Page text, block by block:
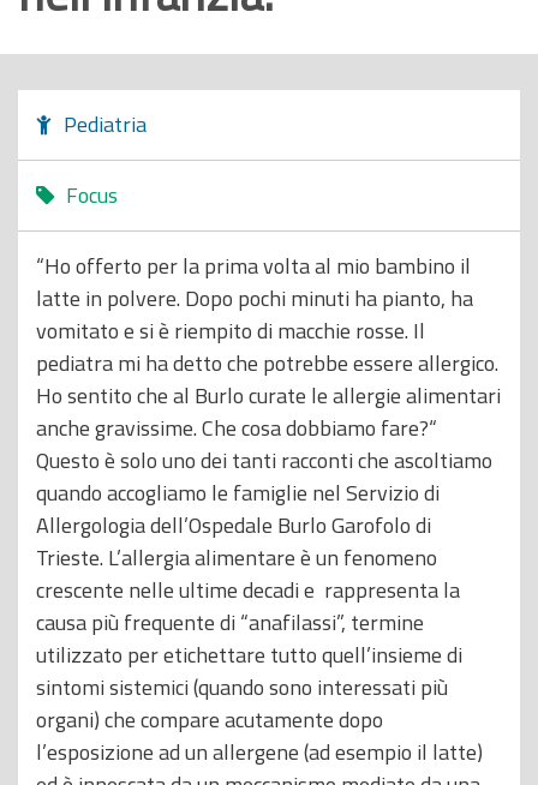
p
Pediatria
Focus
“Ho offerto per la prima volta al mio bambino il
latte in polvere. Dopo pochi minuti ha pianto, ha
vomitato e si è riempito di macchie rosse. Il
pediatra mi ha detto che potrebbe essere allergico.
Ho sentito che al Burlo curate le allergie alimentari
anche gravissime. Che cosa dobbiamo fare?“
Questo è solo uno dei tanti racconti che ascoltiamo
quando accogliamo le famiglie nel Servizio di
Allergologia dell’Ospedale Burlo Garofolo di
Trieste. L’allergia alimentare è un fenomeno
crescente nelle ultime decadi e rappresenta la
causa più frequente di “anafilassi”, termine
utilizzato per etichettare tutto quell’insieme di
sintomi sistemici (quando sono interessati più
organi) che compare acutamente dopo
l’esposizione ad un allergene (ad esempio il latte)